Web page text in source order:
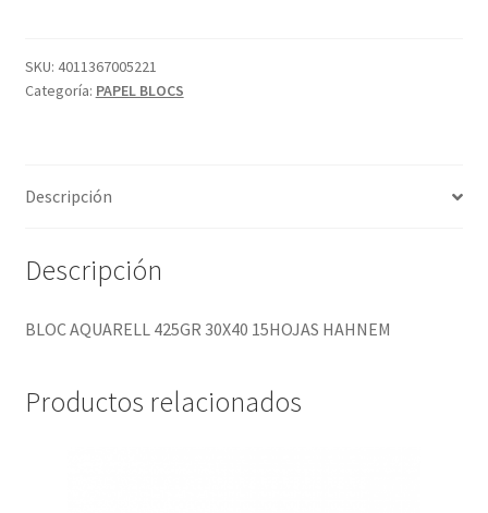
HAHNEM
cantidad
SKU: 4011367005221
Categoría: PAPEL BLOCS
Descripción
Descripción
BLOC AQUARELL 425GR 30X40 15HOJAS HAHNEM
Productos relacionados